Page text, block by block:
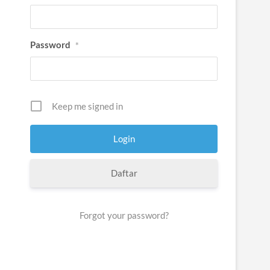
Password *
Keep me signed in
Daftar
Forgot your password?